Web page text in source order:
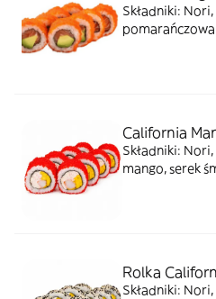
Składniki:
California
Składniki:
mango, serek
Rolka
Składniki: